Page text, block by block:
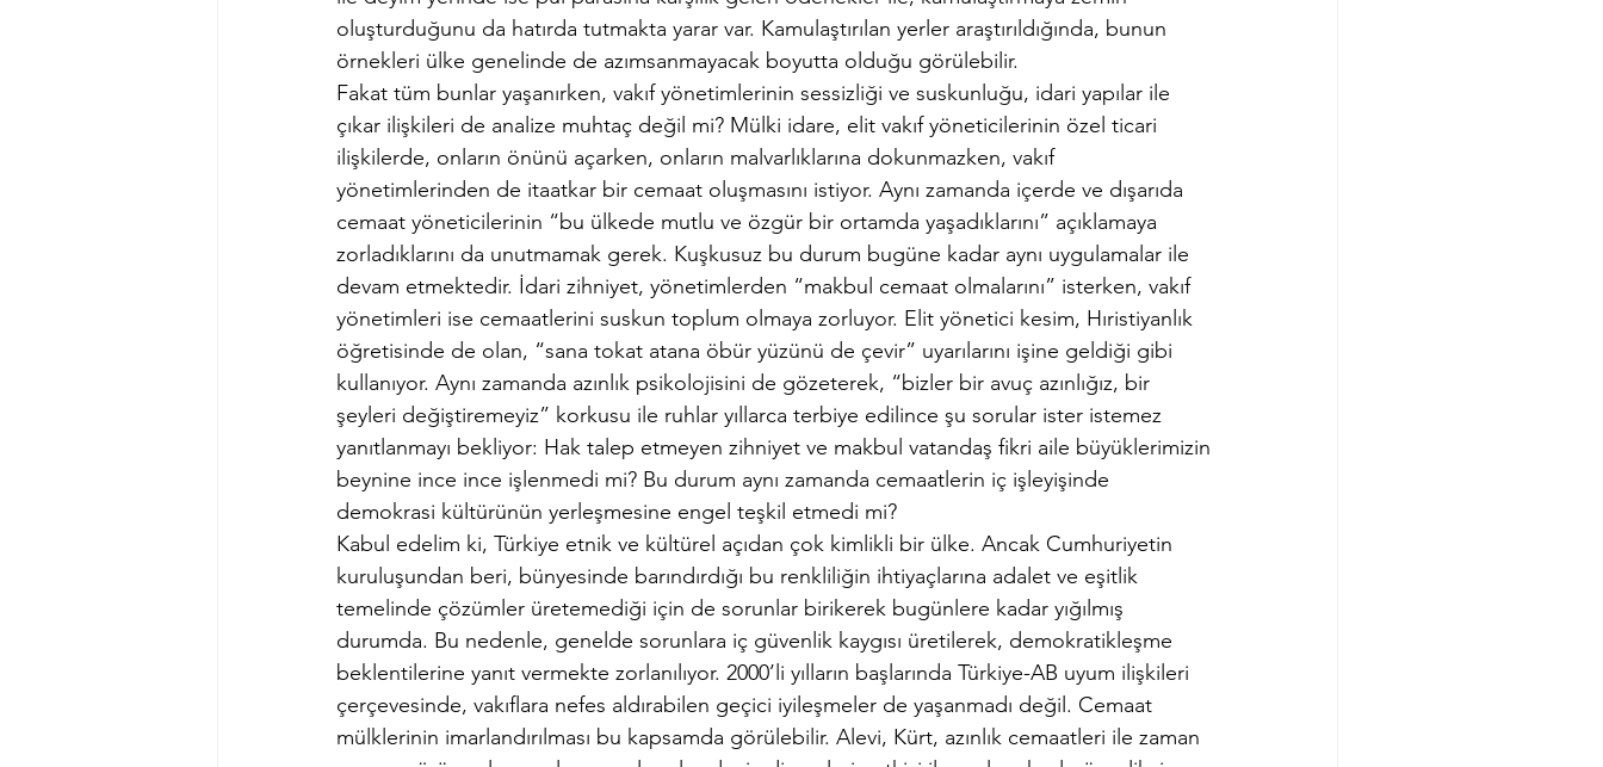
oluşturduğunu da hatırda tutmakta yarar var. Kamulaştırılan yerler araştırıldığında, bunun
örnekleri ülke genelinde de azımsanmayacak boyutta olduğu görülebilir.
Fakat tüm bunlar yaşanırken, vakıf yönetimlerinin sessizliği ve suskunluğu, idari yapılar ile
çıkar ilişkileri de analize muhtaç değil mi? Mülki idare, elit vakıf yöneticilerinin özel ticari
ilişkilerde, onların önünü açarken, onların malvarlıklarına dokunmazken, vakıf
yönetimlerinden de itaatkar bir cemaat oluşmasını istiyor. Aynı zamanda içerde ve dışarıda
cemaat yöneticilerinin “bu ülkede mutlu ve özgür bir ortamda yaşadıklarını” açıklamaya
zorladıklarını da unutmamak gerek. Kuşkusuz bu durum bugüne kadar aynı uygulamalar ile
devam etmektedir. İdari zihniyet, yönetimlerden “makbul cemaat olmalarını” isterken, vakıf
yönetimleri ise cemaatlerini suskun toplum olmaya zorluyor. Elit yönetici kesim, Hıristiyanlık
öğretisinde de olan, “sana tokat atana öbür yüzünü de çevir” uyarılarını işine geldiği gibi
kullanıyor. Aynı zamanda azınlık psikolojisini de gözeterek, “bizler bir avuç azınlığız, bir
şeyleri değiştiremeyiz” korkusu ile ruhlar yıllarca terbiye edilince şu sorular ister istemez
yanıtlanmayı bekliyor: Hak talep etmeyen zihniyet ve makbul vatandaş fikri aile büyüklerimizin
beynine ince ince işlenmedi mi? Bu durum aynı zamanda cemaatlerin iç işleyişinde
demokrasi kültürünün yerleşmesine engel teşkil etmedi mi?
Kabul edelim ki, Türkiye etnik ve kültürel açıdan çok kimlikli bir ülke. Ancak Cumhuriyetin
kuruluşundan beri, bünyesinde barındırdığı bu renkliliğin ihtiyaçlarına adalet ve eşitlik
temelinde çözümler üretemediği için de sorunlar birikerek bugünlere kadar yığılmış
durumda. Bu nedenle, genelde sorunlara iç güvenlik kaygısı üretilerek, demokratikleşme
beklentilerine yanıt vermekte zorlanılıyor. 2000’li yılların başlarında Türkiye-AB uyum ilişkileri
çerçevesinde, vakıflara nefes aldırabilen geçici iyileşmeler de yaşanmadı değil. Cemaat
mülklerinin imarlandırılması bu kapsamda görülebilir. Alevi, Kürt, azınlık cemaatleri ile zaman